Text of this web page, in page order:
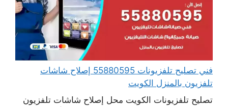
فني تصليح تلفزيونات 55880595 إصلاح شاشات
تلفزيون بالمنزل الكويت
تصليح تلفزيونات الكويت محل إصلاح شاشات تلفزيون